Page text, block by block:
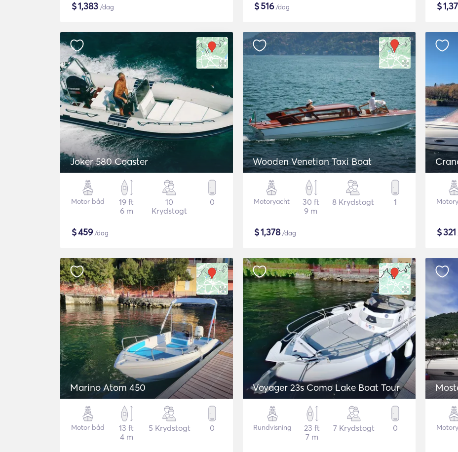
$1,383 /dag $516/dag $
Joker 580 Coaster
Motor båd
19 ft
6 m
10
Krydstogt
0
$459/dag
Wooden Venetian Taxi Boat
Motoryacht
30 ft
9 m
8 Krydstogt 1
$1,378/dag $321
Marino Atom 450
Motor båd
13 ft
4 m
5 Krydstogt 0
Voyager 23s Como Lake Boat Tour
Rundvisning
23 ft
7 m
7 Krydstogt 0